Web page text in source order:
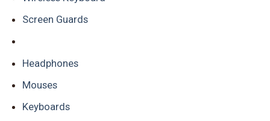
Screen Guards
Headphones
Mouses
Keyboards